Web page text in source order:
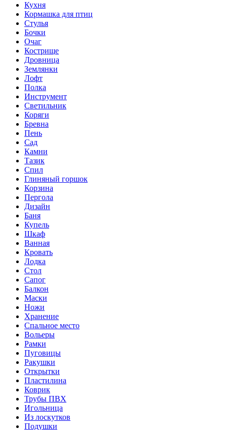
Кухня
Кормашка для птиц
Стулья
Бочки
Очаг
Кострище
Дровница
Землянки
Лофт
Полка
Инструмент
Светильник
Коряги
Бревна
Пень
Сад
Камни
Тазик
Спил
Глиняный горшок
Корзина
Пергола
Дизайн
Баня
Купель
Шкаф
Ванная
Кровать
Лодка
Стол
Сапог
Балкон
Маски
Ножи
Хранение
Спальное место
Вольеры
Рамки
Пуговицы
Ракушки
Открытки
Пластилина
Коврик
Трубы ПВХ
Игольница
Из лоскутков
Подушки